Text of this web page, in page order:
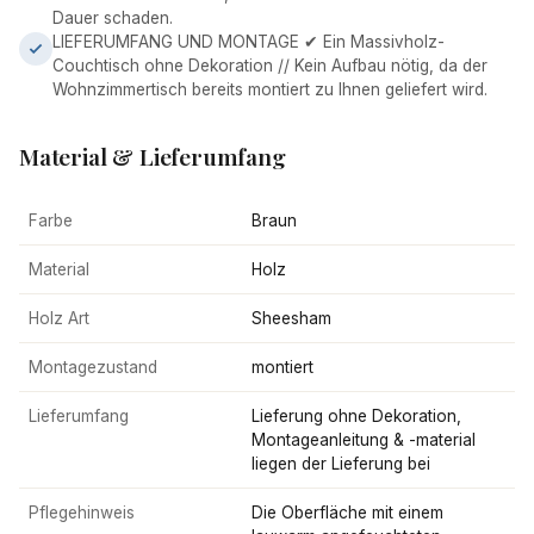
Dauer schaden.
LIEFERUMFANG UND MONTAGE ✔ Ein Massivholz-
Couchtisch ohne Dekoration // Kein Aufbau nötig, da der
Wohnzimmertisch bereits montiert zu Ihnen geliefert wird.
Material & Lieferumfang
Farbe Braun
Material Holz
Holz Art Sheesham
Montagezustand montiert
Lieferumfang
Lieferung ohne Dekoration,
Montageanleitung & -material
liegen der Lieferung bei
Pflegehinweis
Die Oberfläche mit einem